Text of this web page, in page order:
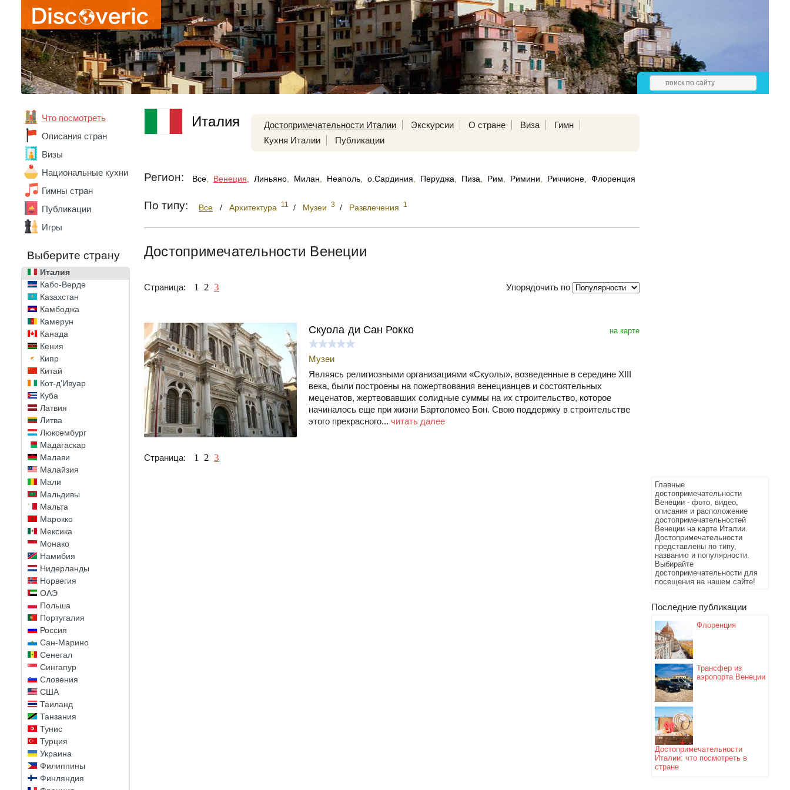
Что посмотреть
Описания стран
Визы
Национальные кухни
Гимны стран
Публикации
Игры
Выберите страну
Венесуэла
Вьетнам
Габон
Гана
Германия
Гонконг
Греция
Доминика
Доминикана
Зимбабве
Израиль
Индонезия
Иордания
Ирландия
Испания
Италия
Кабо-Верде
Казахстан
Камбоджа
Камерун
Канада
Кения
Кипр
Китай
Кот-д'Ивуар
Куба
Латвия
Литва
Люксембург
Мадагаскар
Малави
Малайзия
Мали
Мальдивы
Мальта
Марокко
Мексика
Монако
Намибия
Нидерланды
Норвегия
ОАЭ
Польша
Португалия
Россия
Сан-Марино
Сенегал
Сингапур
Словения
США
Таиланд
Танзания
Тунис
Турция
Украина
Филиппины
Финляндия
Главные
достопримечательности
Венеции - фото, видео,
описания и расположение
достопримечательностей
Венеции на карте Италии.
Достопримечательности
представлены по типу,
названию и популярности.
Выбирайте
достопримечательности для
посещения на нашем сайте!
Последние публикации
Флоренция
Трансфер из
аэропорта Венеции
Достопримечательности
Италии: что посмотреть в
стране
Италия Достопримечательности Италии Экскурсии О стране Виза
Гимн
Кухня Италии
Публикации
Регион: Все Венеция Линьяно Милан Неаполь о.Сардиния Перуджа Пиза Рим Римини Риччионе Флоренция
По типу: Все / Архитектура 11 / Музеи 3 / Развлечения 1
Достопримечательности Венеции
Упорядочить по
Страница: 1 2 3
на карте
Скуола ди Сан Рокко
Музеи
Являясь религиозными организациями «Скуолы», возведенные в середине XIII
века, были построены на пожертвования венецианцев и состоятельных
меценатов, жертвовавших солидные суммы на их строительство, которое
начиналось еще при жизни Бартоломео Бон. Свою поддержку в строительстве
этого прекрасного... читать далее
Страница: 1 2 3